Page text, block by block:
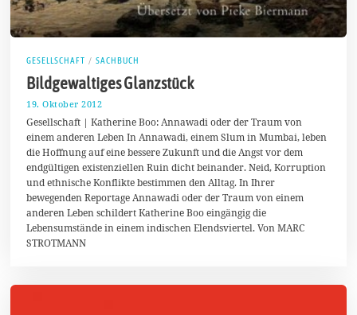
GESELLSCHAFT / SACHBUCH
Bildgewaltiges Glanzstück
19. Oktober 2012
.
J
u
n
2
0
1
4
Gesellschaft | Katherine Boo: Annawadi oder der Traum von
einem anderen Leben In Annawadi, einem Slum in Mumbai, leben
die Hoffnung auf eine bessere Zukunft und die Angst vor dem
endgültigen existenziellen Ruin dicht beinander. Neid, Korruption
und ethnische Konflikte bestimmen den Alltag. In Ihrer
bewegenden Reportage Annawadi oder der Traum von einem
anderen Leben schildert Katherine Boo eingängig die
Lebensumstände in einem indischen Elendsviertel. Von MARC
STROTMANN